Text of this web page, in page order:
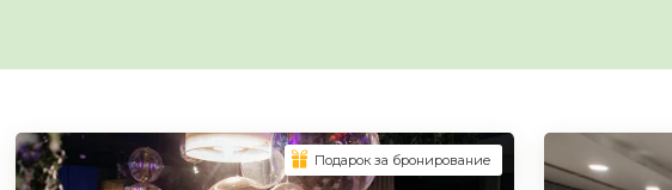
Подарок за бронирование